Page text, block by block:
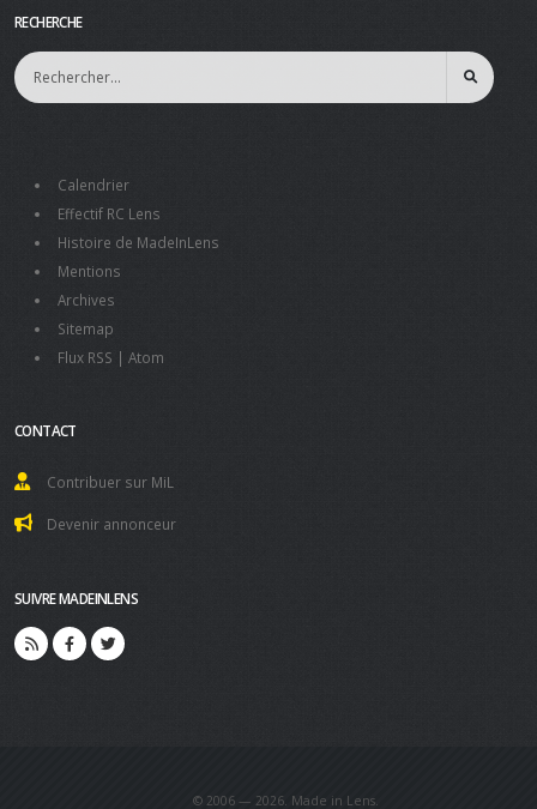
RECHERCHE
Calendrier
Effectif RC Lens
Histoire de MadeInLens
Mentions
Archives
Sitemap
Flux RSS | Atom
CONTACT
Contribuer sur MiL
Devenir annonceur
SUIVRE MADEINLENS
© 2006 — 2026. Made in Lens.